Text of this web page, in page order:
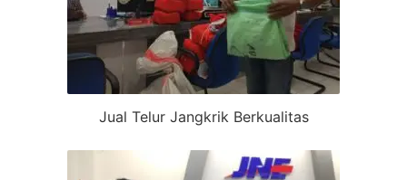
Jual Telur Jangkrik Berkualitas